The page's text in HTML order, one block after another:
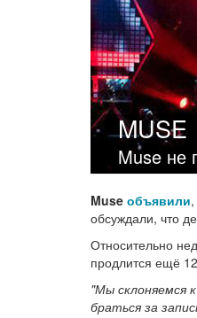
MUSE
Muse не
Muse объявили
обсуждали, что
Относительно
продлится ещё
"Мы склоняемся
браться за